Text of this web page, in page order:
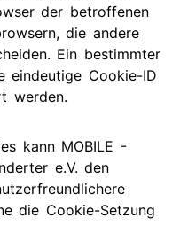
der betroffenen
die andere
Ein bestimmter
eindeutige Cookie-ID
werden.
kann MOBILE -
e.V. den
die Cookie-Setzung